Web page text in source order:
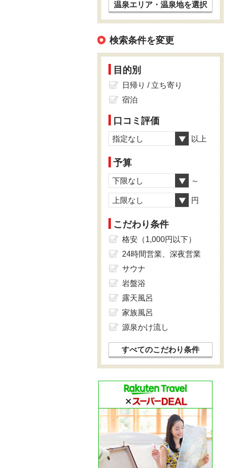
温泉エリア・温泉地を選択
検索条件を変更
目的別
日帰り / 立ち寄り
宿泊
口コミ評価
指定なし 以上
予算
下限なし ～
上限なし 円
こだわり条件
格安（1,000円以下）
24時間営業、深夜営業
サウナ
岩盤浴
露天風呂
家族風呂
源泉かけ流し
すべてのこだわり条件